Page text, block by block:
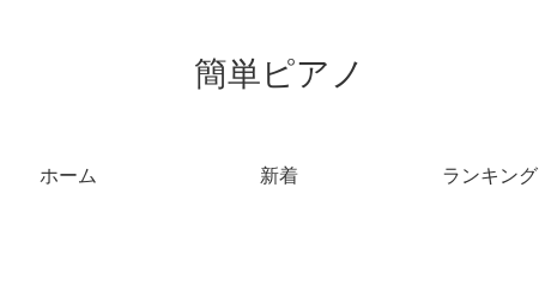
簡単ピアノ
ホーム 新着 ランキング